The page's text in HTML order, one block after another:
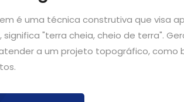
é uma técnica construtiva que visa
significa "terra cheia, cheio de terra".
a um projeto topográfico, como